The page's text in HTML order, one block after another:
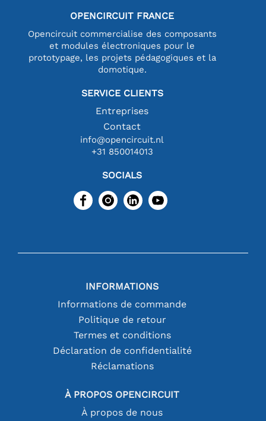
OPENCIRCUIT FRANCE
Opencircuit commercialise des composants
et modules électroniques pour le
prototypage, les projets pédagogiques et la
domotique.
SERVICE CLIENTS
Entreprises
Contact
info@opencircuit.nl
+31 850014013
SOCIALS
INFORMATIONS
Informations de commande
Politique de retour
Termes et conditions
Déclaration de confidentialité
Réclamations
À PROPOS OPENCIRCUIT
À propos de nous